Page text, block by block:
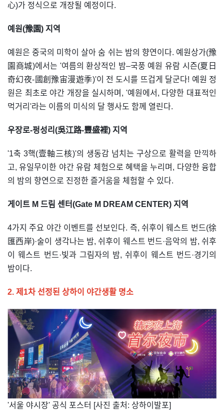
心)가 정식으로 개장될 예정이다.
예원(豫園) 지역
예원은 중국의 미학이 살아 숨 쉬는 밤의 향연이다. 예원상가(豫
園商城)에서는 '여름의 환상적인 밤–국풍 예원 유람 시즌(夏日
奇幻夜-國創豫宙漫遊季)'이 전 도시를 뜨겁게 달군다! 예원 정
원은 최초로 야간 개장을 실시하며, '예원에서, 다양한 대표적인
먹거리'라는 이름의 미식의 달 행사도 함께 열린다.
우장로-펑성리(吳江路-豐盛裡) 지역
'1축 3핵(壹軸三核)'의 생동감 넘치는 구상으로 활력을 만끽하
고, 유일무이한 야간 유람 체험으로 혜택을 누리며, 다양한 융합
의 밤의 향연으로 진정한 즐거움을 체험할 수 있다.
게이트 M 드림 센터(Gate M DREAM CENTER) 지역
4가지 주요 야간 이벤트를 선보인다. 즉, 쉬후이 웨스트 번드(徐
匯西岸)·술이 생각나는 밤, 쉬후이 웨스트 번드·음악의 밤, 쉬후
이 웨스트 번드·빛과 그림자의 밤, 쉬후이 웨스트 번드·경기의
밤이다.
2. 제1차 선정된 상하이 야간생활 명소
​'서울 야시장' 공식 포스터 [사진 출처: 상하이발포]